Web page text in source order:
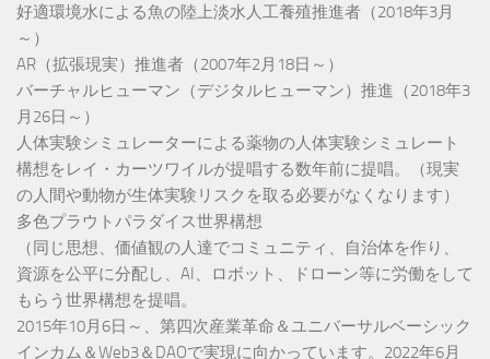
好適環境水による魚の陸上淡水人工養殖推進者（2018年3月
～）
AR（拡張現実）推進者（2007年2月18日～）
バーチャルヒューマン（デジタルヒューマン）推進（2018年3
月26日～）
人体実験シミュレーターによる薬物の人体実験シミュレート
構想をレイ・カーツワイルが提唱する数年前に提唱。（現実
の人間や動物が生体実験リスクを取る必要がなくなります）
多色プラウトパラダイス世界構想
（同じ思想、価値観の人達でコミュニティ、自治体を作り、
資源を公平に分配し、AI、ロボット、ドローン等に労働をして
もらう世界構想を提唱。
2015年10月6日～、第四次産業革命＆ユニバーサルベーシック
インカム＆Web3＆DAOで実現に向かっています。2022年6月